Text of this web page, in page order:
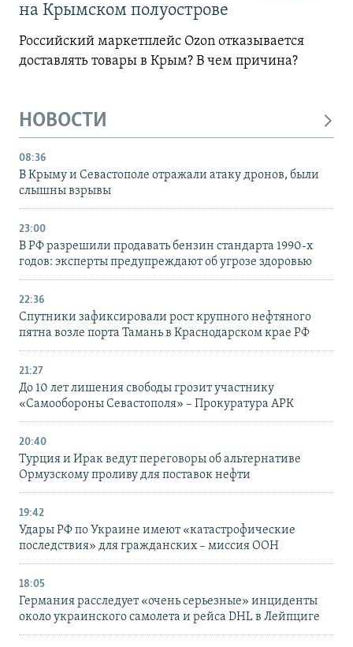
на Крымском полуострове
Российский маркетплейс Ozon отказывается
доставлять товары в Крым? В чем причина?
НОВОСТИ
08:36
В Крыму и Севастополе отражали атаку дронов, были
слышны взрывы
23:00
В РФ разрешили продавать бензин стандарта 1990-х
годов: эксперты предупреждают об угрозе здоровью
22:36
Спутники зафиксировали рост крупного нефтяного
пятна возле порта Тамань в Краснодарском крае РФ
21:27
До 10 лет лишения свободы грозит участнику
«Самообороны Севастополя» – Прокуратура АРК
20:40
Турция и Ирак ведут переговоры об альтернативе
Ормузскому проливу для поставок нефти
19:42
Удары РФ по Украине имеют «катастрофические
последствия» для гражданских – миссия ООН
18:05
Германия расследует «очень серьезные» инциденты
около украинского самолета и рейса DHL в Лейпциге